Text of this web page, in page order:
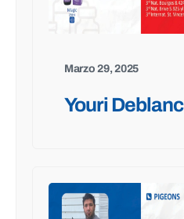
Marzo 29, 2025
Youri Deblanc